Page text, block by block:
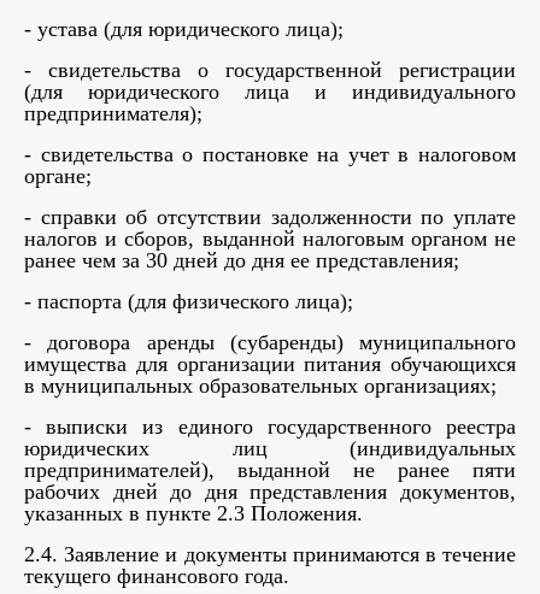
- устава (для юридического лица);
- свидетельства о государственной регистрации
(для юридического лица и индивидуального
предпринимателя);
- свидетельства о постановке на учет в налоговом
органе;
- справки об отсутствии задолженности по уплате
налогов и сборов, выданной налоговым органом не
ранее чем за 30 дней до дня ее представления;
- паспорта (для физического лица);
- договора аренды (субаренды) муниципального
имущества для организации питания обучающихся
в муниципальных образовательных организациях;
- выписки из единого государственного реестра
юридических лиц (индивидуальных
предпринимателей), выданной не ранее пяти
рабочих дней до дня представления документов,
указанных в пункте 2.3 Положения.
2.4. Заявление и документы принимаются в течение
текущего финансового года.